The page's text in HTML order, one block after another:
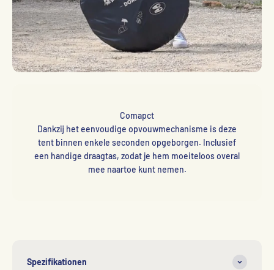
Comapct
Dankzij het eenvoudige opvouwmechanisme is deze
tent binnen enkele seconden opgeborgen. Inclusief
een handige draagtas, zodat je hem moeiteloos overal
mee naartoe kunt nemen.
Spezifikationen